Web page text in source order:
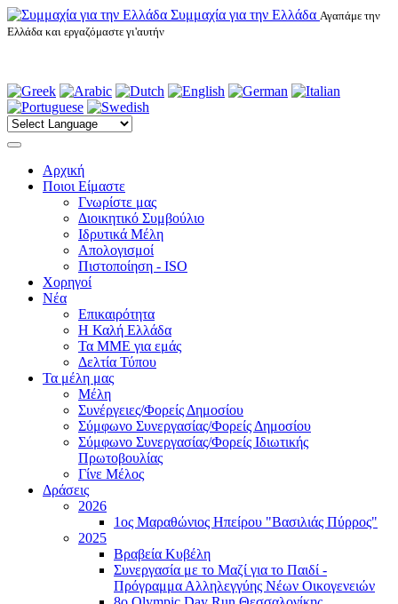
Συμμαχία για την Ελλάδα Αγαπάμε την
Ελλάδα και εργαζόμαστε γι'αυτήν
Αρχική
Ποιοι Είμαστε
Γνωρίστε μας
Διοικητικό Συμβούλιο
Ιδρυτικά Μέλη
Απολογισμοί
Πιστοποίηση - ISO
Χορηγοί
Νέα
Επικαιρότητα
H Καλή Ελλάδα
Τα ΜΜΕ για εμάς
Δελτία Τύπου
Τα μέλη μας
Μέλη
Συνέργειες/Φορείς Δημοσίου
Σύμφωνο Συνεργασίας/Φορείς Δημοσίου
Σύμφωνο Συνεργασίας/Φορείς Ιδιωτικής
Πρωτοβουλίας
Γίνε Μέλος
Δράσεις
2026
1ος Μαραθώνιος Ηπείρου "Βασιλιάς Πύρρος"
2025
Βραβεία Κυβέλη
Συνεργασία με το Μαζί για το Παιδί -
Πρόγραμμα Αλληλεγγύης Νέων Οικογενειών